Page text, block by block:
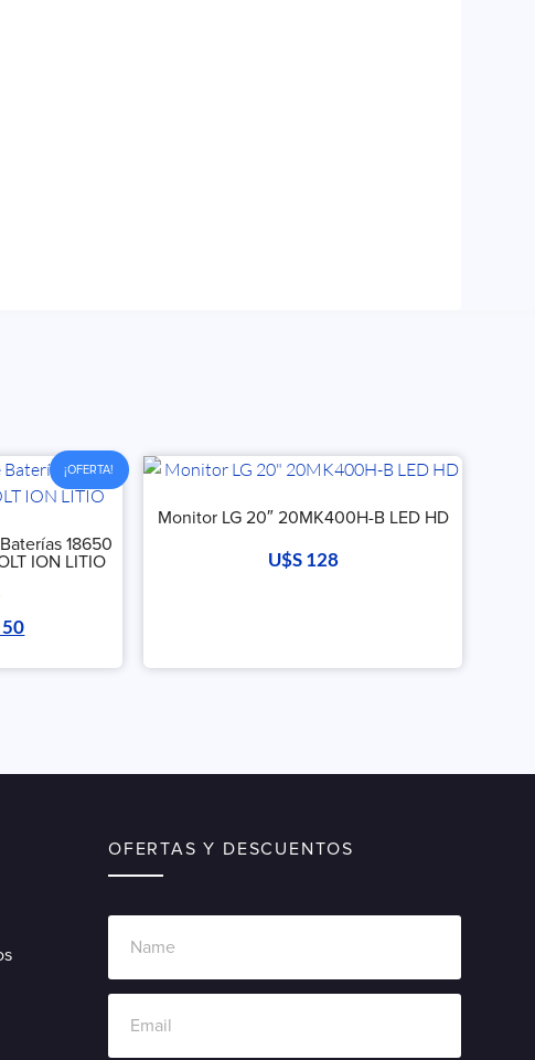
¡OFERTA!
18650
ION LITIO
50
Monitor LG 20″ 20MK400H-B LED HD
U$S128
OFERTAS Y DESCUENTOS